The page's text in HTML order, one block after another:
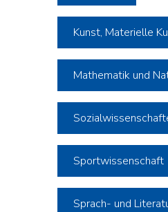
Kunst, Materielle
Mathematik und
Sportwissenschaft
Sprach- und